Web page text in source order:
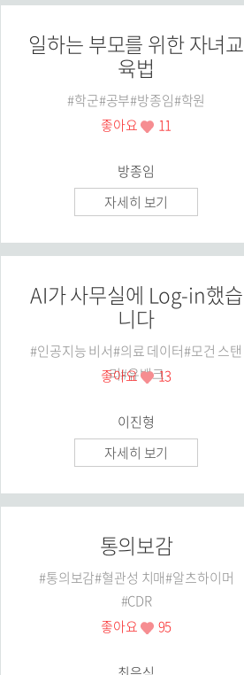
일하는 부모를 위한 자녀교
육법
#학군#공부#방종임#학원
좋아요
11
방종임
자세히 보기
AI가 사무실에 Log-in했습
니다
#인공지능 비서#의료 데이터#모건 스탠
리#유뱅크
좋아요 13
이진형
자세히 보기
통의보감
#통의보감#혈관성 치매#알츠하이머
#CDR
좋아요
95